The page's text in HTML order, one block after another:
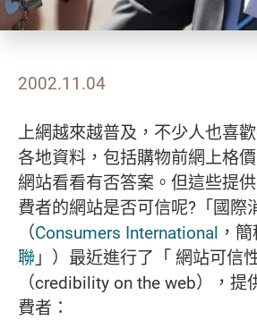
2002.11.04
上網越來越普及，不少人也喜
各地資料，包括購物前網上格
網站看看有否答案。但這些提
費者的網站是否可信呢?「國際
（Consumers International ，
聯」）最近進行了「 網站可信
（credibility on the web），
費者：